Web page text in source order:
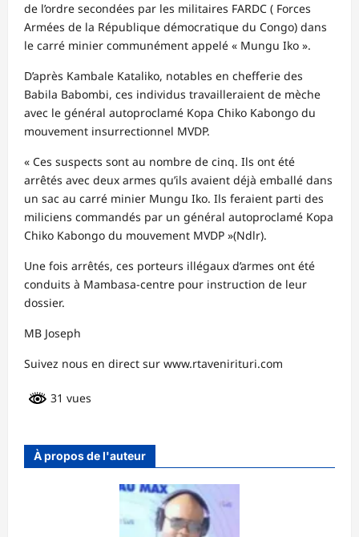
de l’ordre secondées par les militaires FARDC ( Forces
Armées de la République démocratique du Congo) dans
le carré minier communément appelé « Mungu Iko ».
D’après Kambale Kataliko, notables en chefferie des
Babila Babombi, ces individus travailleraient de mèche
avec le général autoproclamé Kopa Chiko Kabongo du
mouvement insurrectionnel MVDP.
« Ces suspects sont au nombre de cinq. Ils ont été
arrêtés avec deux armes qu’ils avaient déjà emballé dans
un sac au carré minier Mungu Iko. Ils feraient parti des
miliciens commandés par un général autoproclamé Kopa
Chiko Kabongo du mouvement MVDP »(Ndlr).
Une fois arrêtés, ces porteurs illégaux d’armes ont été
conduits à Mambasa-centre pour instruction de leur
dossier.
MB Joseph
Suivez nous en direct sur www.rtavenirituri.com
31 vues
À propos de l'auteur